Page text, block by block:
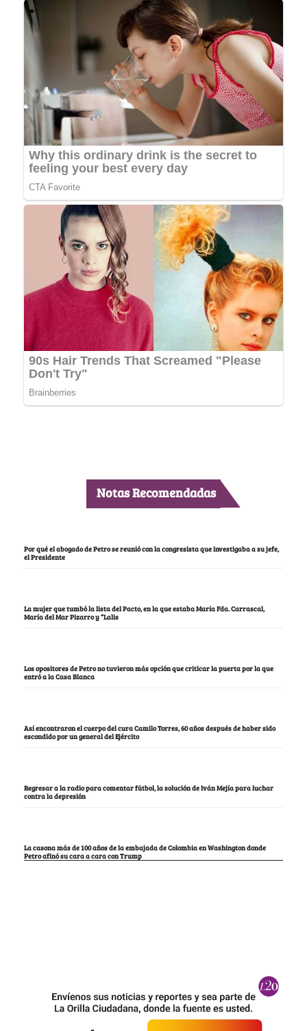
Notas Recomendadas
Por qué el abogado de Petro se reunió con la congresista que investigaba a su jefe,
el Presidente
La mujer que tumbó la lista del Pacto, en la que estaba María Fda. Carrascal,
María del Mar Pizarro y “Lalis
Los opositores de Petro no tuvieron más opción que criticar la puerta por la que
entró a la Casa Blanca
Así encontraron el cuerpo del cura Camilo Torres, 60 años después de haber sido
escondido por un general del Ejército
Regresar a la radio para comentar fútbol, la solución de Iván Mejía para luchar
contra la depresión
La casona más de 100 años de la embajada de Colombia en Washington donde
Petro afinó su cara a cara con Trump